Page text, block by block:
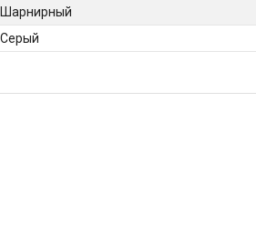
Шарнирный
Серый